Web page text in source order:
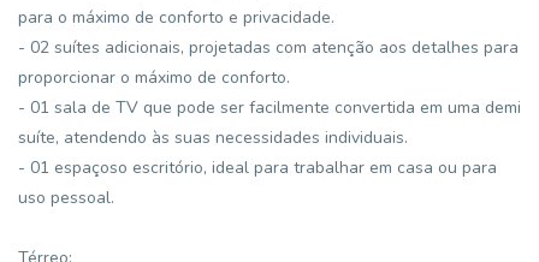
para o máximo de conforto e privacidade.
- 02 suítes adicionais, projetadas com atenção aos detalhes para
proporcionar o máximo de conforto.
- 01 sala de TV que pode ser facilmente convertida em uma demi
suíte, atendendo às suas necessidades individuais.
- 01 espaçoso escritório, ideal para trabalhar em casa ou para
uso pessoal.